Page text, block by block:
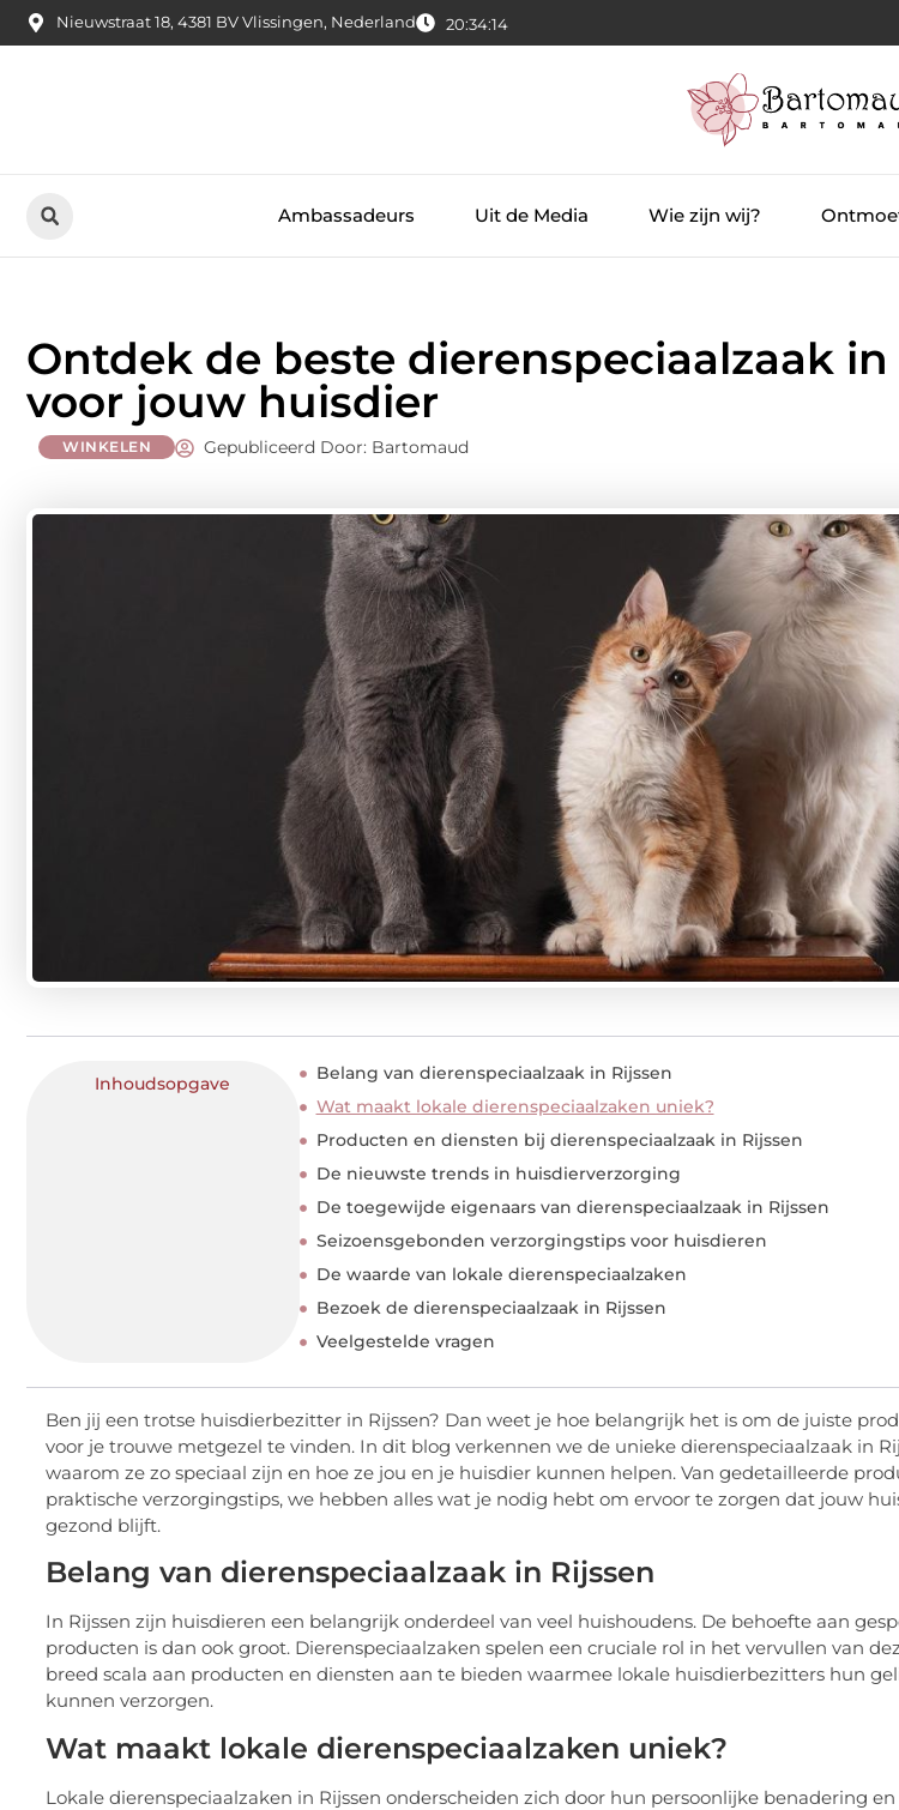
Nieuwstraat 18, 4381 BV Vlissingen, Nederland 20:34:15
Ambassadeurs Uit de Media Wie zijn wij?
Ontdek de beste dierenspeciaalzaak in
voor jouw huisdier
WINKELEN Gepubliceerd Door: Bartomaud
Inhoudsopgave
Belang van dierenspeciaalzaak in Rijssen
Wat maakt lokale dierenspeciaalzaken uniek?
Producten en diensten bij dierenspeciaalzaak in Rijssen
De nieuwste trends in huisdierverzorging
De toegewijde eigenaars van dierenspeciaalzaak in Rijssen
Seizoensgebonden verzorgingstips voor huisdieren
De waarde van lokale dierenspeciaalzaken
Bezoek de dierenspeciaalzaak in Rijssen
Veelgestelde vragen
Ben jij een trotse huisdierbezitter in Rijssen? Dan weet je hoe belangrijk het is om de juiste
voor je trouwe metgezel te vinden. In dit blog verkennen we de unieke dierenspeciaalzaak in
waarom ze zo speciaal zijn en hoe ze jou en je huisdier kunnen helpen. Van gedetailleerde
praktische verzorgingstips, we hebben alles wat je nodig hebt om ervoor te zorgen dat jouw
gezond blijft.
Belang van dierenspeciaalzaak in Rijssen
In Rijssen zijn huisdieren een belangrijk onderdeel van veel huishoudens. De behoefte aan
producten is dan ook groot. Dierenspeciaalzaken spelen een cruciale rol in het vervullen van
breed scala aan producten en diensten aan te bieden waarmee lokale huisdierbezitters hun
kunnen verzorgen.
Wat maakt lokale dierenspeciaalzaken uniek?
Lokale dierenspeciaalzaken in Rijssen onderscheiden zich door hun persoonlijke benadering